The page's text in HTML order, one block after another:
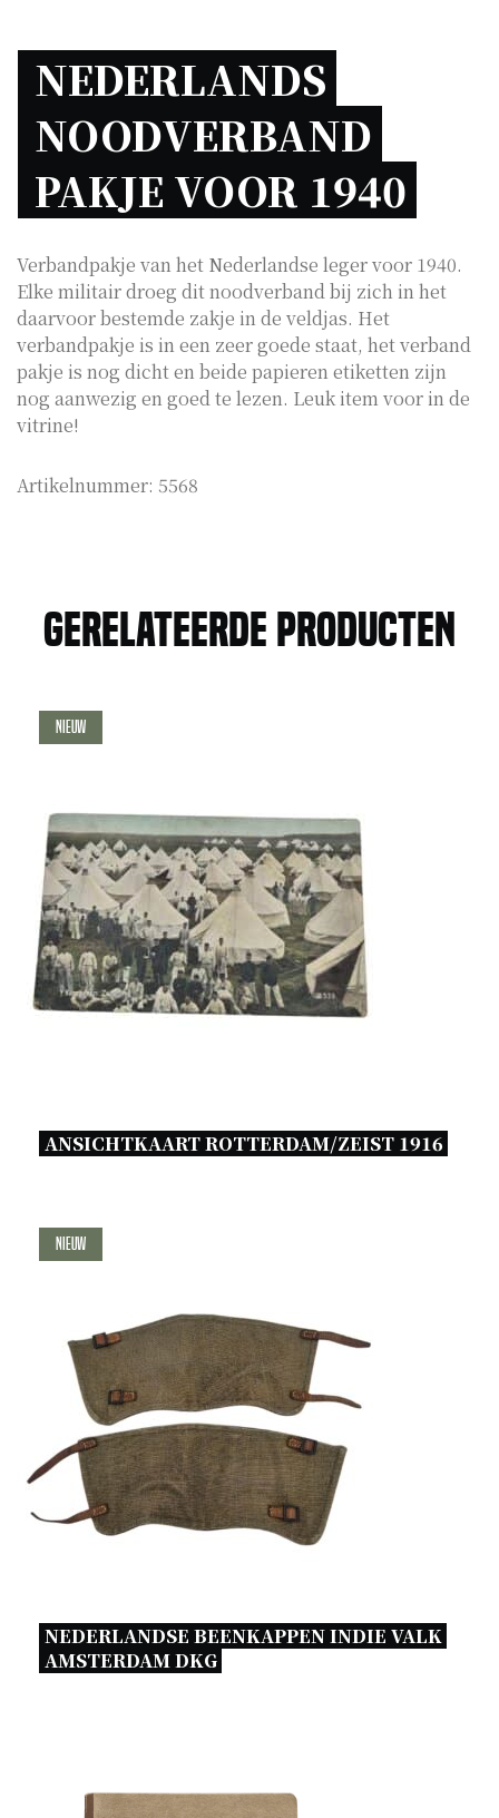
NEDERLANDS
NOODVERBAND
PAKJE VOOR 1940
Verbandpakje van het Nederlandse leger voor 1940.
Elke militair droeg dit noodverband bij zich in het
daarvoor bestemde zakje in de veldjas. Het
verbandpakje is in een zeer goede staat, het verband
pakje is nog dicht en beide papieren etiketten zijn
nog aanwezig en goed te lezen. Leuk item voor in de
vitrine!
Artikelnummer: 5568
Gerelateerde producten
Nieuw
ANSICHTKAART ROTTERDAM/ZEIST 1916
Nieuw
NEDERLANDSE BEENKAPPEN INDIE VALK
AMSTERDAM DKG